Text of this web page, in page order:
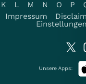
K
L M N O P
Impressum
Einstellungen
Unsere Apps: